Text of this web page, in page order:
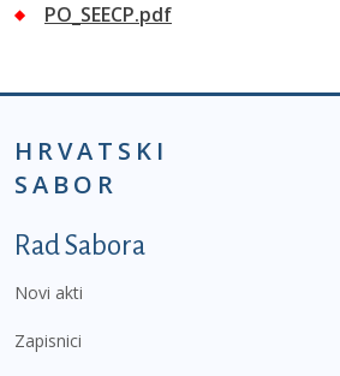
PO_SEECP.pdf
HRVATSKI
SABOR
Podnožje prvi izbornik
Rad Sabora
Novi akti
Zapisnici